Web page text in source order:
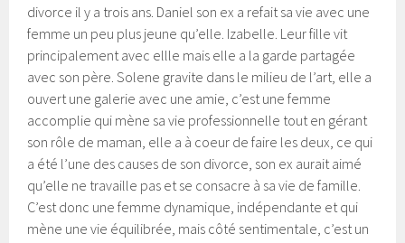
divorce il y a trois ans. Daniel son ex a refait sa vie avec une
femme un peu plus jeune qu’elle. Izabelle. Leur fille vit
principalement avec ellle mais elle a la garde partagée
avec son père. Solene gravite dans le milieu de l’art, elle a
ouvert une galerie avec une amie, c’est une femme
accomplie qui mène sa vie professionnelle tout en gérant
son rôle de maman, elle a à coeur de faire les deux, ce qui
a été l’une des causes de son divorce, son ex aurait aimé
qu’elle ne travaille pas et se consacre à sa vie de famille.
C’est donc une femme dynamique, indépendante et qui
mène une vie équilibrée, mais côté sentimentale, c’est un